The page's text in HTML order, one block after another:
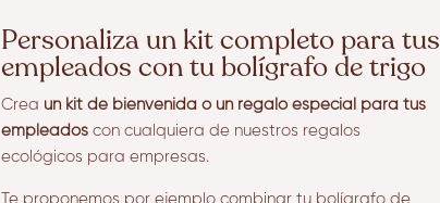
Personaliza un kit completo para tus
empleados con tu bolígrafo de trigo
Crea un kit de bienvenida o un regalo especial para tus
empleadoscon cualquiera de nuestros regalos
ecológicos para empresas.
Te proponemos por ejemplo combinar tu bolígrafo de